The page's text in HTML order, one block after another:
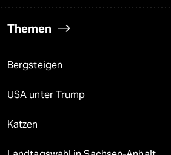
Themen
Bergsteigen
USA unter Trump
Katzen